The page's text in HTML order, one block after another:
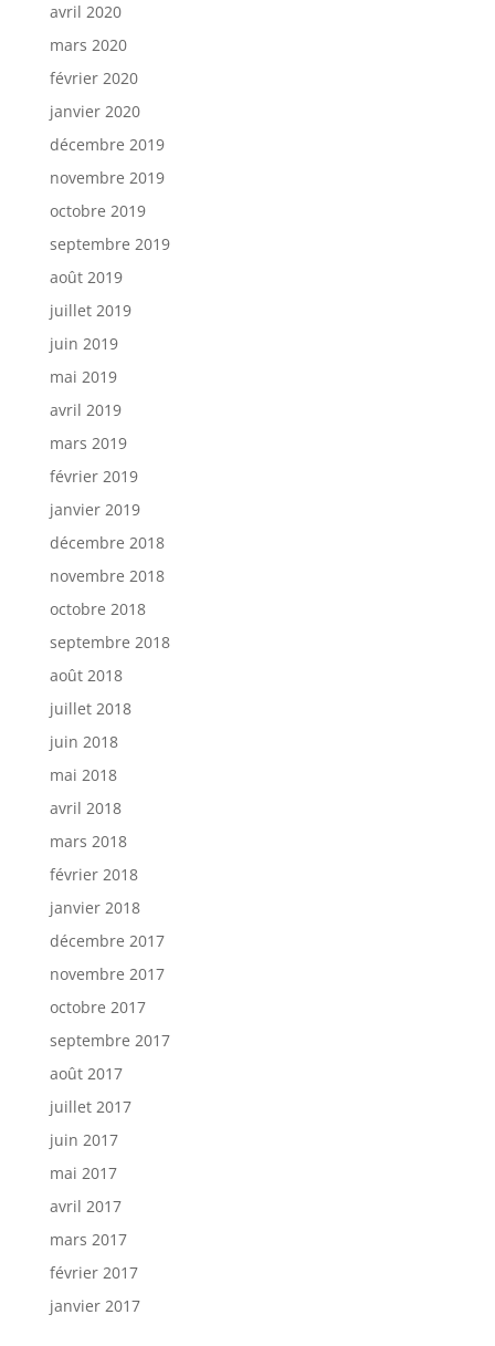
avril 2020
mars 2020
février 2020
janvier 2020
décembre 2019
novembre 2019
octobre 2019
septembre 2019
août 2019
juillet 2019
juin 2019
mai 2019
avril 2019
mars 2019
février 2019
janvier 2019
décembre 2018
novembre 2018
octobre 2018
septembre 2018
août 2018
juillet 2018
juin 2018
mai 2018
avril 2018
mars 2018
février 2018
janvier 2018
décembre 2017
novembre 2017
octobre 2017
septembre 2017
août 2017
juillet 2017
juin 2017
mai 2017
avril 2017
mars 2017
février 2017
janvier 2017